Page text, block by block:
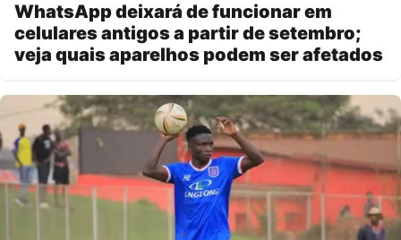
WhatsApp deixará de funcionar em
celulares antigos a partir de setembro;
veja quais aparelhos podem ser afetados